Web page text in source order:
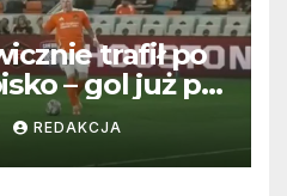
trafił po
– gol już po
REDAKCJA